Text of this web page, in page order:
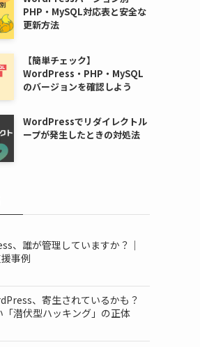
PHP・MySQL対応表と安全な
更新方法
【簡単チェック】
WordPress・PHP・MySQL
のバージョンを確認しよう
WordPressでリダイレクトル
ープが発生したときの対処法
、誰が管理していますか？｜
事例
、寄生されているかも？
潜伏型ハッキング」の正体